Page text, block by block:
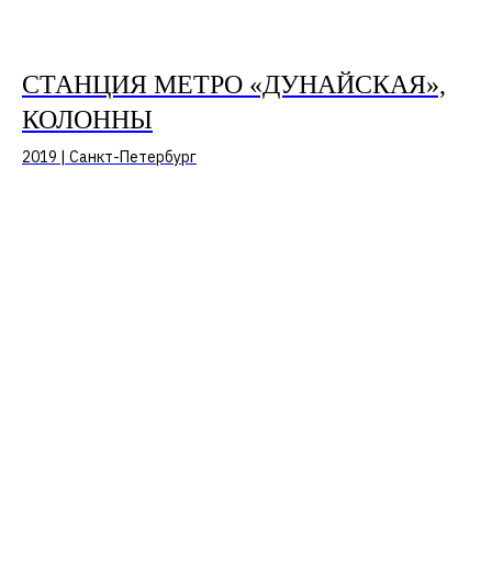
СТАНЦИЯ МЕТРО «ДУНАЙСКАЯ»,
КОЛОННЫ
2019 | Санкт-Петербург